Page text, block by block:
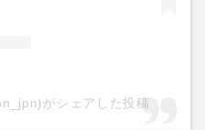
がシェアした投稿